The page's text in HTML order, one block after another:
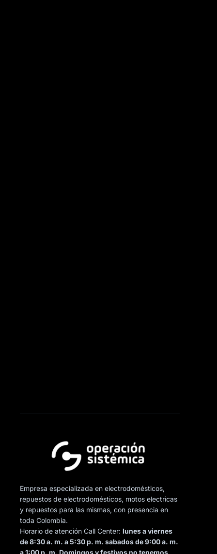
Empresa especializada en electrodomésticos,
repuestos de electrodomésticos, motos electricas
y repuestos para las mismas, con presencia en
toda Colombia.
Horario de atención Call Center:lunes a viernes
de 8:30 a. m. a 5:30 p. m. sabados de 9:00 a. m.
a 1:00 p. m. Domingos y festivos no tenemos